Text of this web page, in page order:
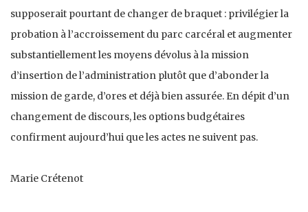
supposerait pourtant de changer de braquet : privilégier la
probation à l’accroissement du parc carcéral et augmenter
substantiellement les moyens dévolus à la mission
d’insertion de l’administration plutôt que d’abonder la
mission de garde, d’ores et déjà bien assurée. En dépit d’un
changement de discours, les options budgétaires
confirment aujourd’hui que les actes ne suivent pas.
Marie Crétenot